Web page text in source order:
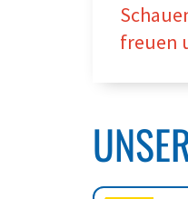
freuen